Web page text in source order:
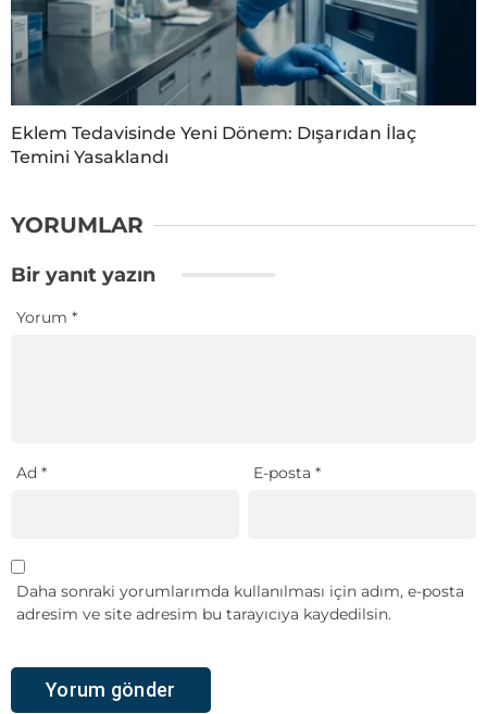
Eklem Tedavisinde Yeni Dönem: Dışarıdan İlaç
Temini Yasaklandı
YORUMLAR
Bir yanıt yazın
Yorum *
Ad * E-posta*
Daha sonraki yorumlarımda kullanılması için adım, e-posta
adresim ve site adresim bu tarayıcıya kaydedilsin.